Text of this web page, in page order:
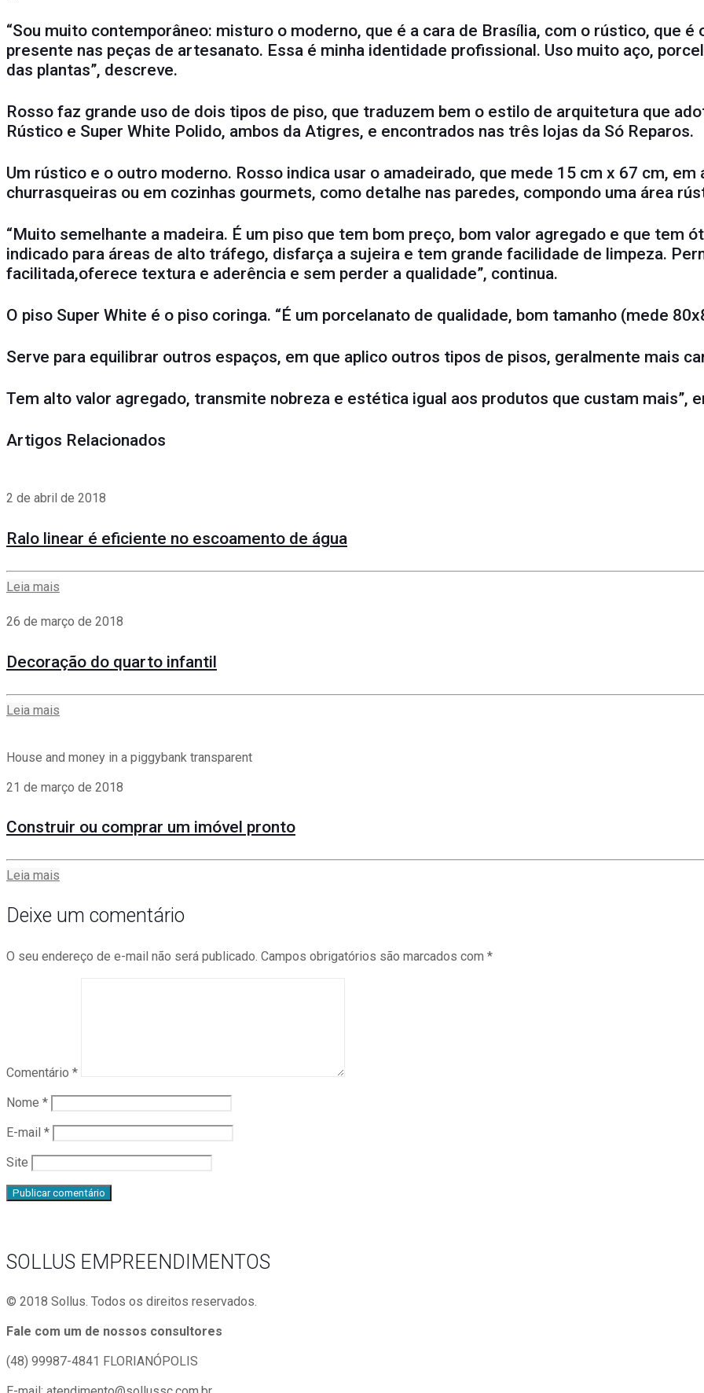
“Sou muito contemporâneo: misturo o moderno, que é a cara de Brasília, com o rústico, que
presente nas peças de artesanato. Essa é minha identidade profissional. Uso muito aço,
das plantas”, descreve.
Rosso faz grande uso de dois tipos de piso, que traduzem bem o estilo de arquitetura que
Rústico e Super White Polido, ambos da Atigres, e encontrados nas três lojas da Só Reparos.
Um rústico e o outro moderno. Rosso indica usar o amadeirado, que mede 15 cm x 67 cm, em
churrasqueiras ou em cozinhas gourmets, como detalhe nas paredes, compondo uma área
“Muito semelhante a madeira. É um piso que tem bom preço, bom valor agregado e que tem
indicado para áreas de alto tráfego, disfarça a sujeira e tem grande facilidade de limpeza.
facilitada,oferece textura e aderência e sem perder a qualidade”, continua.
O piso Super White é o piso coringa. “É um porcelanato de qualidade, bom tamanho (mede
Serve para equilibrar outros espaços, em que aplico outros tipos de pisos, geralmente mais
Tem alto valor agregado, transmite nobreza e estética igual aos produtos que custam mais”,
Artigos Relacionados
2 de abril de 2018
Ralo linear é eficiente no escoamento de água
Leia mais
26 de março de 2018
Decoração do quarto infantil
Leia mais
House and money in a piggybank transparent
21 de março de 2018
Construir ou comprar um imóvel pronto
Leia mais
Deixe um comentário
O seu endereço de e-mail não será publicado. Campos obrigatórios são marcados com *
Comentário *
Nome *
E-mail *
Site
SOLLUS EMPREENDIMENTOS
© 2018 Sollus. Todos os direitos reservados.
Fale com um de nossos consultores
(48) 99987-4841 FLORIANÓPOLIS